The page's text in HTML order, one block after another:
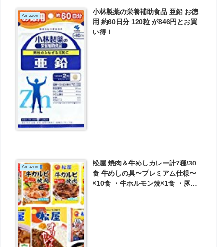
Amazon
小林製薬の栄養補助食品 亜鉛 お徳
用 約60日分 120粒 が846円とお買
い得！
Amazon
松屋 焼肉＆牛めしカレー計7種/30
食 牛めしの具〜プレミアム仕様〜
×10食 ・牛ホルモン焼×1食 ・豚生